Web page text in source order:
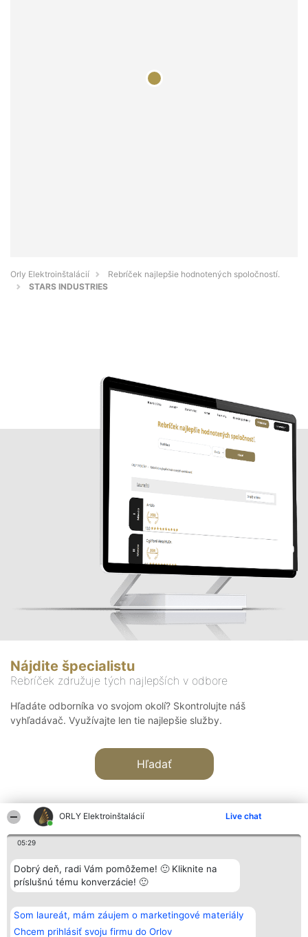
ORLY Elektroinštalácií Live chat
05:29
Dobrý deň, radi Vám pomôžeme! 🙂 Kliknite na
príslušnú tému konverzácie! 🙂
Som laureát, mám záujem o marketingové materiály
Chcem prihlásiť svoju firmu do Orlov
Orly Elektroinštalácií
Rebríček najlepšie hodnotených spoločností.
STARS INDUSTRIES
Nájdite špecialistu
Rebríček združuje tých najlepších v odbore
Hľadáte odborníka vo svojom okolí? Skontrolujte náš
vyhľadávač. Využívajte len tie najlepšie služby.
Hľadať
Organizátor hodnotenia
Bright Side Solutions sp. z o.
o. sp. k.
Wrocław 50-079
KRS 0000749100 | Regon
381313360 | NIP 8943132676
Hodnotenie
Laureáti
Lista
Laureatów
Podmienky
Obchodné
Kontakt
Kontakt